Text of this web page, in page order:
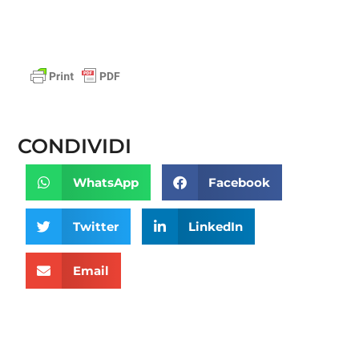
CONDIVIDI
WhatsApp Facebook
Twitter LinkedIn
Email